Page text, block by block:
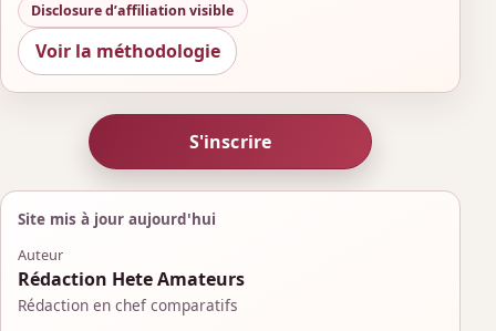
Disclosure d’affiliation visible
Voir la méthodologie
S'inscrire
Site mis à jour aujourd'hui
Auteur
Rédaction Hete Amateurs
Rédaction en chef comparatifs